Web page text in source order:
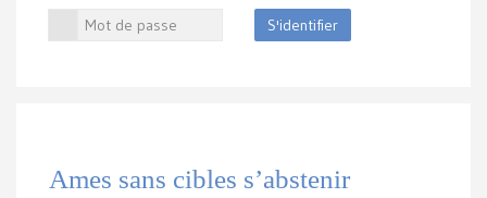
S'identifier
Ames sans cibles s’abstenir